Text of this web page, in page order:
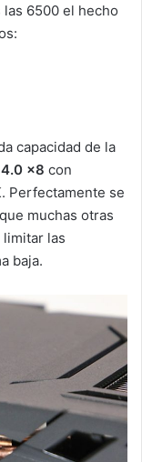
6500 el hecho
capacidad de la
x8 con
Perfectamente se
muchas otras
las
baja.